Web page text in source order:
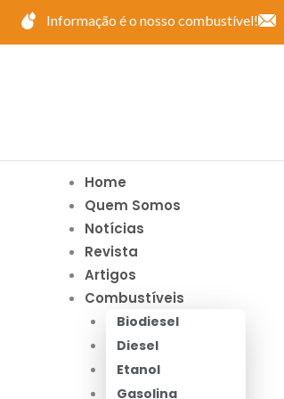
para
Informação é o nosso combustível!
Home
Quem Somos
Notícias
Revista
Artigos
Combustíveis
Biodiesel
Diesel
Etanol
Gasolina